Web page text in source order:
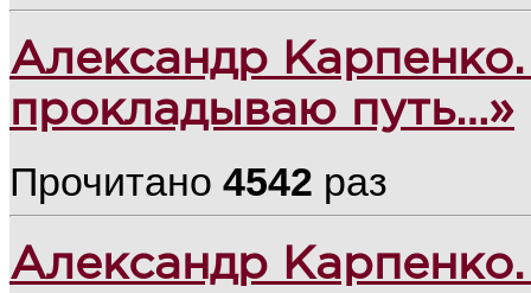
Александр
прокладываю путь…»
Прочитано 4542 раз
Александр